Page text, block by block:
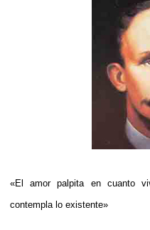
«El amor palpita en cuanto
contempla lo existente»